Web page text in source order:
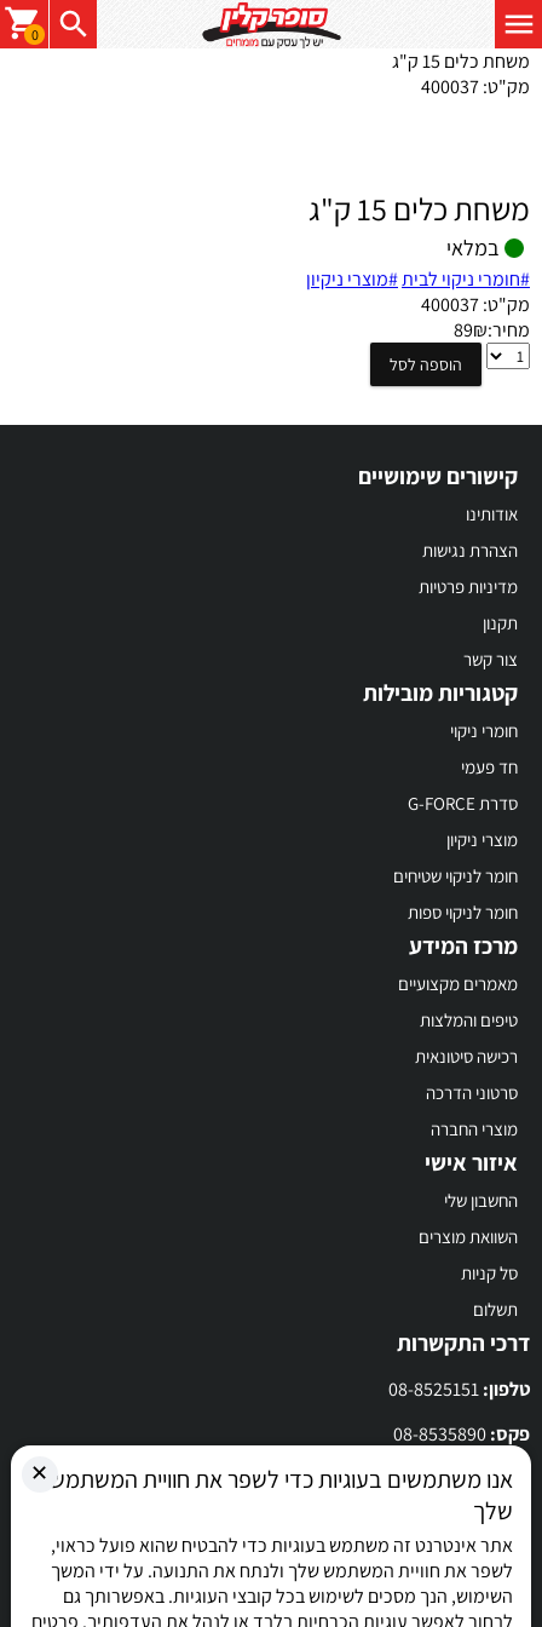
0
משחת כלים 15 ק"ג
מק"ט:400037
משחת כלים 15 ק"ג
במלאי
#חומרי ניקוי לבית#מוצרי ניקיון
מק"ט:400037
מחיר:
89₪
משחת
ק"ג
הוספה לסל
קישורים שימושיים
אודותינו
הצהרת נגישות
מדיניות פרטיות
תקנון
צור קשר
קטגוריות מובילות
חומרי ניקוי
חד פעמי
סדרת G-FORCE
מוצרי ניקיון
חומר לניקוי שטיחים
חומר לניקוי ספות
מרכז המידע
מאמרים מקצועיים
טיפים והמלצות
רכישה סיטונאית
סרטוני הדרכה
מוצרי החברה
איזור אישי
החשבון שלי
השוואת מוצרים
סל קניות
תשלום
דרכי התקשרות
טלפון:
פקס:08-8535890
מייל: superclean.online@i-superclean.co.il
לרשימת סניפי הרשת
✕ אנו משתמשים בעוגיות כדי לשפר את חוויית המשתמש
שלך
אתר אינטרנט זה משתמש בעוגיות כדי להבטיח שהוא פועל כראוי,
לשפר את חוויית המשתמש שלך ולנתח את התנועה. על ידי המשך
השימוש, הנך מסכים לשימוש בכל קובצי העוגיות. באפשרותך גם
לבחור לאפשר עוגיות הכרחיות בלבד או לנהל את העדפותיך. פרטים